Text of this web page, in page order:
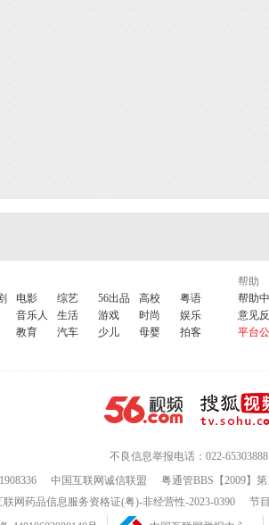
电影 综艺 56出品 高校
粤语
音乐人 生活 游戏 时尚
娱乐
教育 汽车 少儿 母婴 拍客
帮助
帮助
意见
平台
不良信息举报电话：022-65303888
中国互联网诚信联盟
粤通管BBS【2009】
联网药品信息服务资格证(粤)-非经营性-2023-0390
节